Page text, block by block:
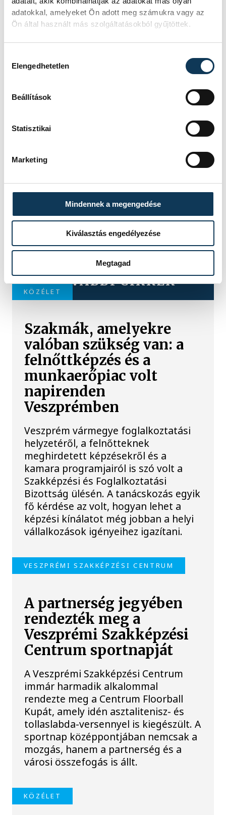
adatokkal, amelyeket Ön adott meg számukra vagy az
Ön által használt más szolgáltatásokból gyűjtöttek.
Elengedhetetlen
Beállítások
Statisztikai
Marketing
Mindennek a megengedése
Kiválasztás engedélyezése
Megtagad
TOVÁBBI CIKKEK
KÖZÉLET
Szakmák, amelyekre
valóban szükség van: a
felnőttképzés és a
munkaerőpiac volt
napirenden
Veszprémben
Veszprém vármegye foglalkoztatási
helyzetéről, a felnőtteknek
meghirdetett képzésekről és a
kamara programjairól is szó volt a
Szakképzési és Foglalkoztatási
Bizottság ülésén. A tanácskozás egyik
fő kérdése az volt, hogyan lehet a
képzési kínálatot még jobban a helyi
vállalkozások igényeihez igazítani.
VESZPRÉMI SZAKKÉPZÉSI CENTRUM
A partnerség jegyében
rendezték meg a
Veszprémi Szakképzési
Centrum sportnapját
A Veszprémi Szakképzési Centrum
immár harmadik alkalommal
rendezte meg a Centrum Floorball
Kupát, amely idén asztalitenisz- és
tollaslabda-versennyel is kiegészült. A
sportnap középpontjában nemcsak a
mozgás, hanem a partnerség és a
városi összefogás is állt.
KÖZÉLET